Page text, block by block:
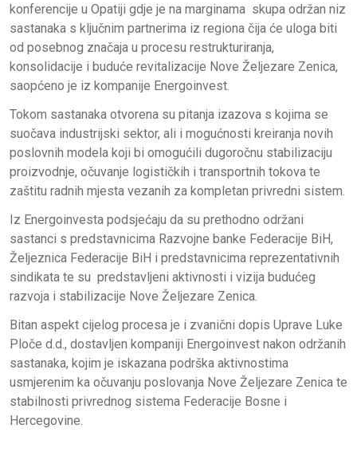
konferencije u Opatiji gdje je na marginama skupa održan niz
sastanaka s ključnim partnerima iz regiona čija će uloga biti
od posebnog značaja u procesu restrukturiranja,
konsolidacije i buduće revitalizacije Nove Željezare Zenica,
saopćeno je iz kompanije Energoinvest.
Tokom sastanaka otvorena su pitanja izazova s kojima se
suočava industrijski sektor, ali i mogućnosti kreiranja novih
poslovnih modela koji bi omogućili dugoročnu stabilizaciju
proizvodnje, očuvanje logističkih i transportnih tokova te
zaštitu radnih mjesta vezanih za kompletan privredni sistem.
Iz Energoinvesta podsjećaju da su prethodno održani
sastanci s predstavnicima Razvojne banke Federacije BiH,
Željeznica Federacije BiH i predstavnicima reprezentativnih
sindikata te su predstavljeni aktivnosti i vizija budućeg
razvoja i stabilizacije Nove Željezare Zenica.
Bitan aspekt cijelog procesa je i zvanični dopis Uprave Luke
Ploče d.d., dostavljen kompaniji Energoinvest nakon održanih
sastanaka, kojim je iskazana podrška aktivnostima
usmjerenim ka očuvanju poslovanja Nove Željezare Zenica te
stabilnosti privrednog sistema Federacije Bosne i
Hercegovine.